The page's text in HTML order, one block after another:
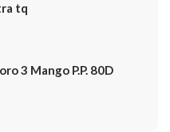
tq
3 Mango P.P. 80D